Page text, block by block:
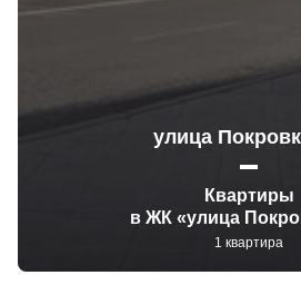
улица
Квартиры
в ЖК «улица
1 квартира